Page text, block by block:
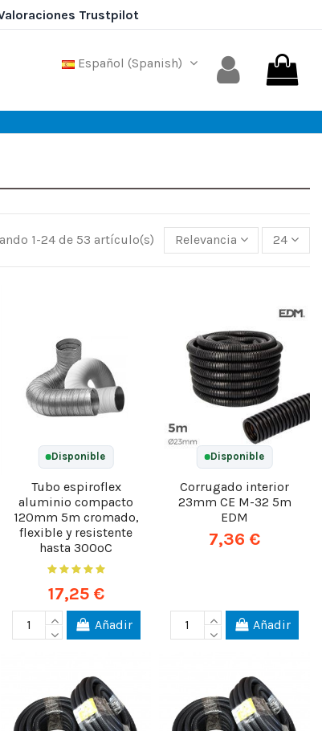
Español (Spanish)
1-24 de 53 artículo(s) Relevancia 24
Disponible
Tubo espiroflex
aluminio compacto
120mm 5m cromado,
flexible y resistente
hasta 300ºC
17,25 €
Añadir
Disponible
Corrugado interior
23mm CE M-32 5m
EDM
7,36 €
Añadir